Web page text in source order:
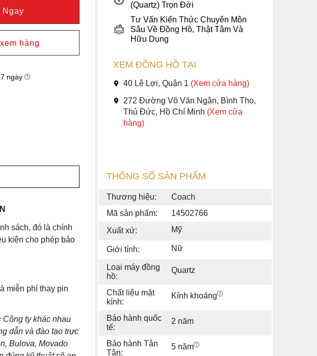
Ngay
hàng
7 ngày
(Quartz) Trọn Đời
Tư Vấn Kiến Thức Chuyên Môn
Sâu Về Đồng Hồ, Thật Tâm Và
Hữu Dụng
XEM ĐỒNG HỒ TẠI
40 Lê Lợi, Quận 1 (Xem cửa hàng)
272 Đường Võ Văn Ngân, Bình Thọ,
Thủ Đức, Hồ Chí Minh (Xem cửa
hàng)
sách, đó là chính
kiện cho phép bảo
miễn phí thay pin
ty khác nhau
dẫn và đào tạo trực
Bulova, Movado
THÔNG SỐ SẢN PHẨM
Thương hiệu:
Coach
Mã sản phẩm:
14502766
Xuất xứ:
Mỹ
Giới tính: Nữ
Loại máy đồng
hồ:
Quartz
Chất liệu mặt
kính:
Kính khoáng
Bảo hành quốc
tế:
2 năm
Bảo hành Tân
Tân:
5 năm